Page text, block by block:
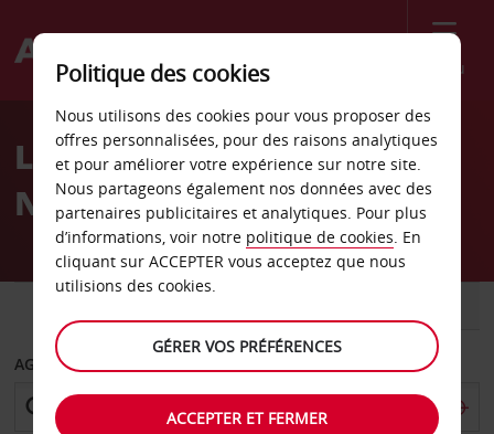
Menu
Welcome
AvisLocation de voiture
Nesbyen
AGENCE DE DÉPART
Politique des cookies
Nous utilisons des cookies pour vous proposer des
offres personnalisées, pour des raisons analytiques
et pour améliorer votre expérience sur notre site.
Nous partageons également nos données avec des
partenaires publicitaires et analytiques. Pour plus
d’informations, voir notre politique de cookies. En
cliquant sur ACCEPTER vous acceptez que nous
utilisions des cookies.
GÉRER VOS PRÉFÉRENCES
ACCEPTER ET FERMER